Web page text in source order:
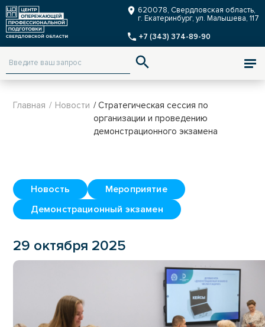
620078, Свердловская область,
г. Екатеринбург, ул. Малышева, 117
+7 (343) 374-89-90
ENG
Версия для слабовидящих
Главная / Новости / Стратегическая сессия по
организации и проведению
демонстрационного экзамена
Новость
Мероприятие
Демонстрационный экзамен
29 октября 2025